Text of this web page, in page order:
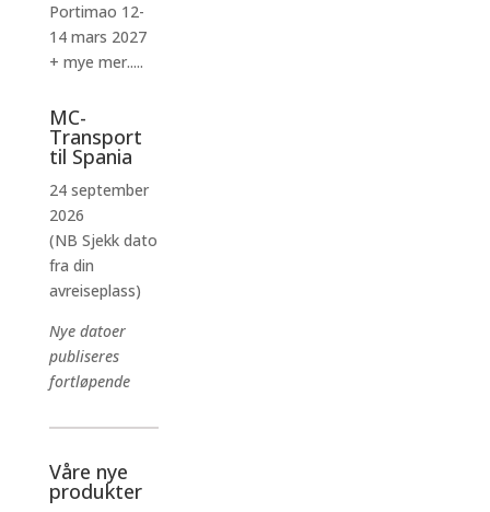
Portimao 12-
14 mars 2027
+ mye mer.....
MC-
Transport
til Spania
24 september
2026
(NB Sjekk dato
fra din
avreiseplass)
Nye datoer
publiseres
fortløpende
Våre nye
produkter